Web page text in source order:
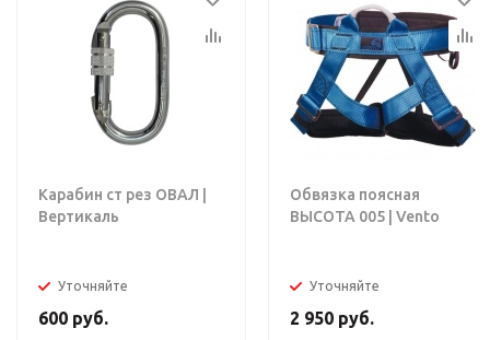
Карабин ст рез ОВАЛ |
Вертикаль
Уточняйте
600 руб.
Обвязка поясная
ВЫСОТА 005 | Vento
Уточняйте
2 950 руб.